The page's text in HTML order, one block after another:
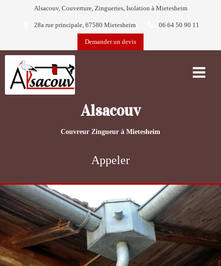
Alsacouv, Couverture, Zingueries, Isolation à Mietesheim
28a rue principale, 67580 Mietesheim 06 64 50 90 11
Demander un devis
Alsacouv
Couvreur Zingueur à Mietesheim
Appeler